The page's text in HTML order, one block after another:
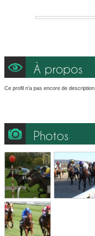
À propos
Ce profil n'a pas encore de description
Photos